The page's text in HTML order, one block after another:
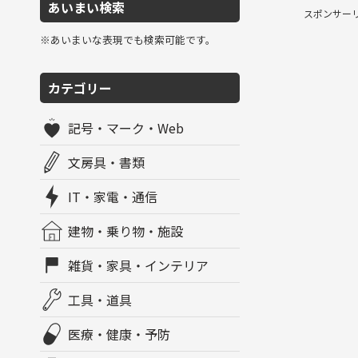
あいまい検索
※あいまいな表現でも検索可能です。
カテゴリー
記号・マーク・Web
文房具・書類
IT・家電・通信
建物・乗り物・施設
雑貨・家具・インテリア
工具・道具
医療・健康・予防
スポンサー